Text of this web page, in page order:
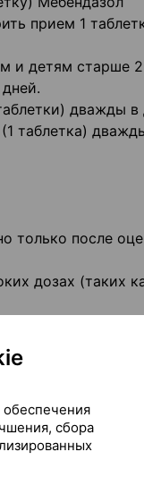
прием 1
и детям старше
дважды в
таблетка)
только после
дозах (таких
функции
возможность
вспомните. Если
сбора